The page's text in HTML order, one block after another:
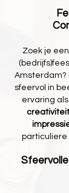
Zoek je een
Amsterdam?
sfeervol in
ervaring als
creativiteit
particuliere